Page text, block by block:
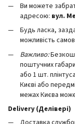
Ви можете
адресою: вул.
Будь ласка,
можливість
Важливо:
поштучних
або 1 шт.
Києві або
межах Києва
Delivery (Делівері)